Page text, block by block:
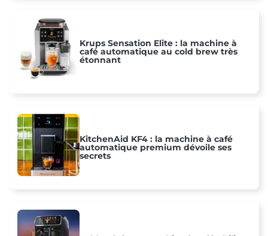
Krups Sensation Elite : la machine à
café automatique au cold brew très
étonnant
KitchenAid KF4 : la machine à café
automatique premium dévoile ses
secrets